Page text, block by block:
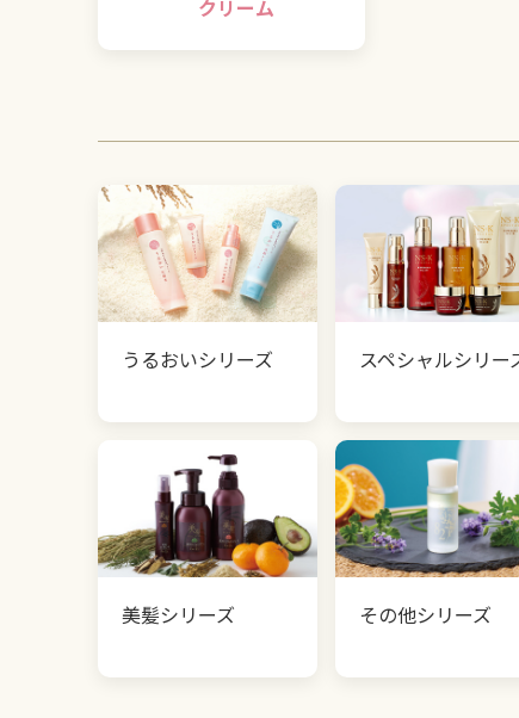
クリーム
うるおいシリーズ スペシャルシリー
美髪シリーズ その他シリーズ